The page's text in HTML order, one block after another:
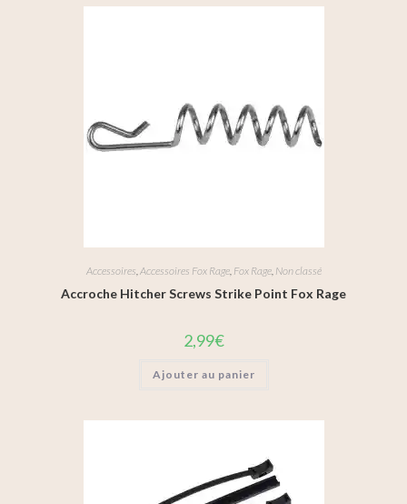
Accessoires,Accessoires Fox Rage, Fox Rage, Non classé
Accroche Hitcher Screws Strike Point Fox Rage
2,99€
Ajouter au panier